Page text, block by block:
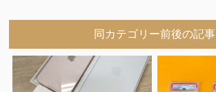
同カテゴリー前後の記事